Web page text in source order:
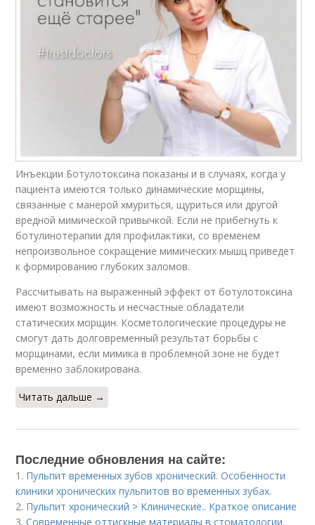
Инъекции Ботулотоксина показаны и в случаях, когда у
пациента имеются только динамические морщины,
связанные с манерой хмуриться, щуриться или другой
вредной мимической привычкой. Если не прибегнуть к
ботулинотерапии для профилактики, со временем
непроизвольное сокращение мимических мышц приведет
к формированию глубоких заломов.
Рассчитывать на выраженный эффект от ботулотоксина
имеют возможность и несчастные обладатели
статических морщин. Косметологические процедуры не
смогут дать долговременный результат борьбы с
морщинами, если мимика в проблемной зоне не будет
временно заблокирована.
Читать дальше →
Последние обновления на сайте:
1. Пульпит временных зубов хронический. Особенности
клиники хронических пульпитов во временных зубах.
2. Пульпит хронический > Клинические.. Краткое описание
3.Современные оттискные материалы в стоматологии.